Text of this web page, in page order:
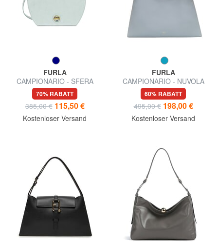
FURLA
CAMPIONARIO - SFERA
Mikro-Schultertasche
70% RABATT
385,00 € 115,50 €
Kostenloser Versand
FURLA
CAMPIONARIO - NUVOLA
Umhängetasche
60% RABATT
495,00 € 198,00 €
Kostenloser Versand